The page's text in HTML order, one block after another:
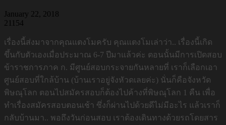
January 22, 2018
21154
เรื่องนี้ส่งมาจากคุณแตงโมครับ คุณแตงโมเล่าว่า.. เรื่องนี้เกิด
ขึ้นกับตัวเองเมื่อประมาณ 6-7 ปีมาแล้วค่ะ ตอนนั้นมีการเปิดสอบ
ข้าราชการภาค ก. มีศูนย์สอบกระจายกันหลายที่ เราก็เลือกเอา
ศูนย์สอบที่ใกล้บ้าน (บ้านเราอยู่จังหัวดเลยค่ะ) นั่นก็คือจังหวัด
พิษณุโลก ตอนไปสมัครสอบก็ต้องไปค้างที่พิษณุโลก 1 คืน เพื่อ
ทำเรื่องสมัครสอบตอนเช้า ซึ่งก็ผ่านไปด้วยดีไม่มีอะไร แล้วเราก็
กลับบ้านมา.. พอถึงวันก่อนสอบ เราต้องเดินทางด้วยรถโดยสาร